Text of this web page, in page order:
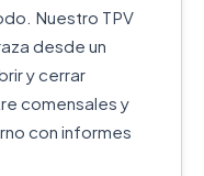
Nuestro TPV
desde un
y cerrar
comensales y
con informes